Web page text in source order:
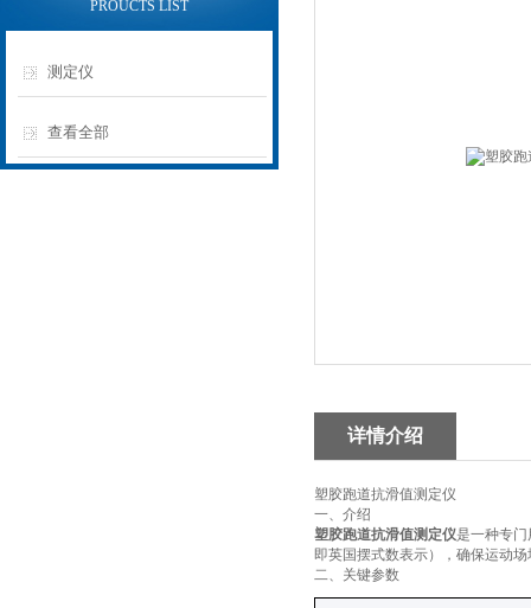
PROUCTS LIST
测定仪
查看全部
详情介绍
‌塑胶跑道抗滑值测定仪
一、 介绍
‌塑胶跑道抗滑值测定仪是一种专
即英国摆式数表示），确保运动
二、关键参数